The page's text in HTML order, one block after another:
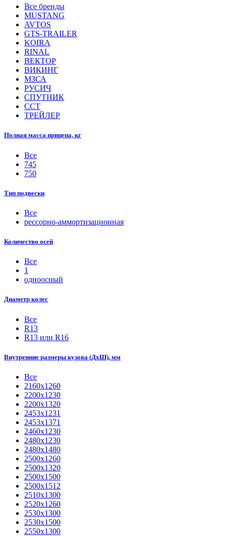
Все бренды
MUSTANG
AVTOS
GTS-TRAILER
KOIRA
RINAL
ВЕКТОР
ВИКИНГ
МЗСА
РУСИЧ
СПУТНИК
ССТ
ТРЕЙЛЕР
Полная масса прицепа, кг
Все
745
750
Тип подвески
Все
рессорно-аммортизационная
Количество осей
Все
1
одноосный
Диаметр колес
Все
R13
R13 или R16
Внутренние размеры кузова (ДхШ), мм
Все
2160х1260
2200х1230
2200х1320
2453х1231
2453х1371
2460х1230
2480х1230
2480х1480
2500х1260
2500х1320
2500х1500
2500х1512
2510х1300
2520х1260
2530х1300
2530х1500
2550х1300